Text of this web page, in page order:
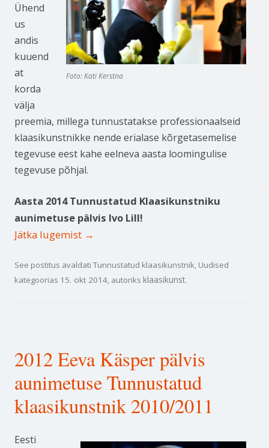
Foto: Kati Kerstna
Ühend
us
andis
kuuend
at
korda
välja
preemia, millega tunnustatakse professionaalseid
klaasikunstnikke nende erialase kõrgetasemelise
tegevuse eest kahe eelneva aasta loomingulise
tegevuse põhjal.
Aasta 2014 Tunnustatud Klaasikunstniku
aunimetuse pälvis Ivo Lill!
Jätka lugemist →
See postitus avaldati Tunnustatud klaasikunstnik, Uudised
kategoorias 15. okt 2014, autoriks klaasikunst.
2012 Eeva Käsper pälvis
aunimetuse Tunnustatud
klaasikunstnik 2010/2011
Eesti